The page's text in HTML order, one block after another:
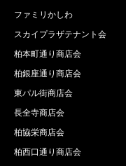
ファミリかしわ
スカイプラザテナント会
柏本町通り商店会
柏銀座通り商店会
東パル街商店会
長全寺商店会
柏協栄商店会
柏西口通り商店会